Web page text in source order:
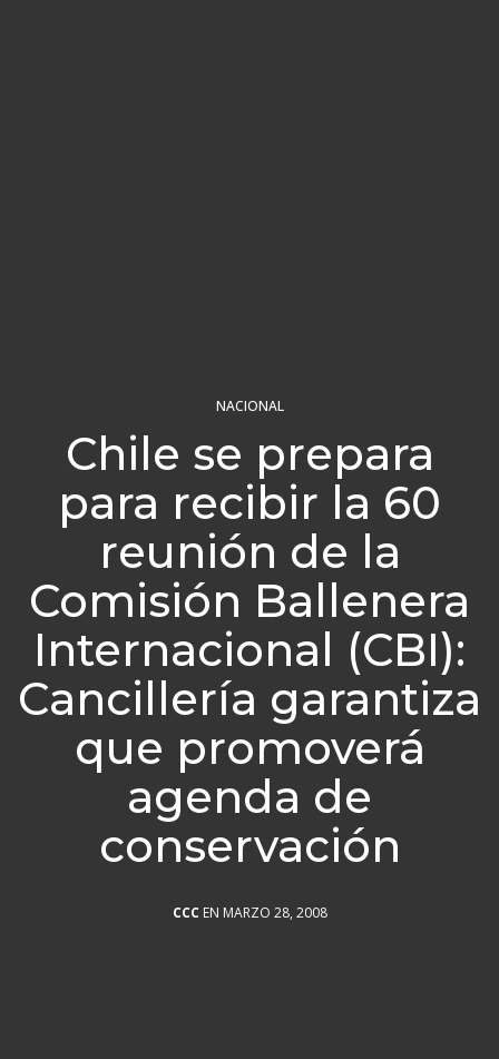
NACIONAL
Chile se prepara
para recibir la 60
reunión de la
Comisión Ballenera
Internacional (CBI):
Cancillería garantiza
que promoverá
agenda de
conservación
CCC EN MARZO 28, 2008